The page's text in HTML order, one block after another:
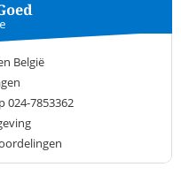
België
024-7853362